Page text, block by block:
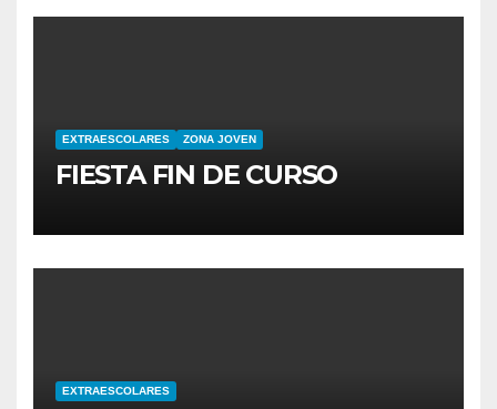
EXTRAESCOLARES ZONA JOVEN
FIESTA FIN DE CURSO
EXTRAESCOLARES